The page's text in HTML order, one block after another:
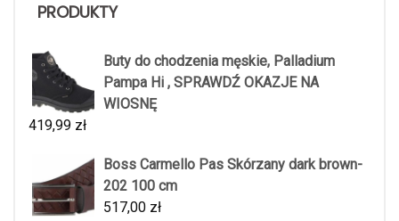
PRODUKTY
Buty do chodzenia męskie, Palladium
Pampa Hi , SPRAWDŹ OKAZJE NA
WIOSNĘ
419,99 zł
Boss Carmello Pas Skórzany dark brown-
202 100 cm
517,00 zł